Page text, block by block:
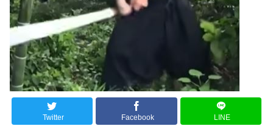
Twitter Facebook LINE